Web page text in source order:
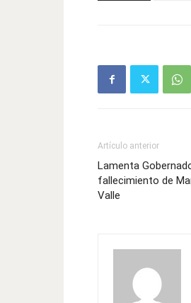
Artículo anterior
Lamenta
fallecimiento de
Valle